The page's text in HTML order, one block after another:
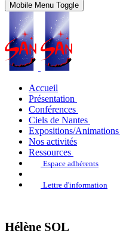
Mobile Menu Toggle
Accueil
Présentation
Conférences
Ciels de Nantes
Expositions/Animations
Nos activités
Ressources
Espace adhérents
Lettre d'information
Hélène SOL